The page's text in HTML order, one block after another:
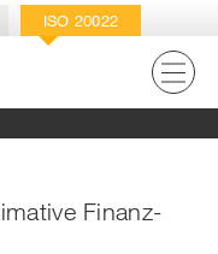
ISO 20022
Finanz-